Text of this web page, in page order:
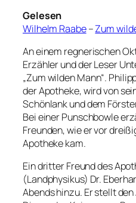
Gelesen
Wilhelm Raabe–Zum
An einem regnerischen
Erzähler und der Leser
„Zum wilden Mann“.
der Apotheke, wird von
Schönlank und dem
Bei einer Punschbowle
Freunden, wie er vor
Apotheke kam.
Ein dritter Freund des
(Landphysikus) Dr.
Abends hinzu. Er stellt